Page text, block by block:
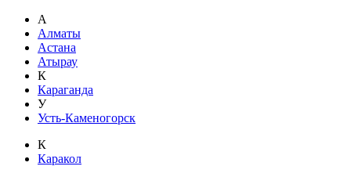
А
Алматы
Астана
Атырау
К
Караганда
У
Усть-Каменогорск
К
Каракол